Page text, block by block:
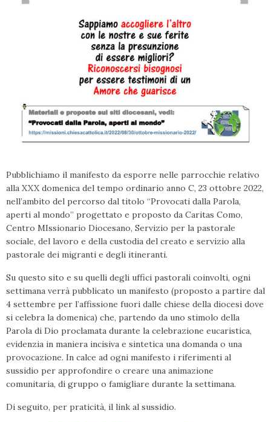
Pubblichiamo il manifesto da esporre nelle parrocchie relativo
alla XXX domenica del tempo ordinario anno C, 23 ottobre 2022,
nell’ambito del percorso dal titolo “Provocati dalla Parola,
aperti al mondo” progettato e proposto da Caritas Como,
Centro MIssionario Diocesano, Servizio per la pastorale
sociale, del lavoro e della custodia del creato e servizio alla
pastorale dei migranti e degli itineranti.
Su questo sito e su quelli degli uffici pastorali coinvolti, ogni
settimana verrà pubblicato un manifesto (proposto a partire dal
4 settembre per l’affissione fuori dalle chiese della diocesi dove
si celebra la domenica) che, partendo da uno stimolo della
Parola di Dio proclamata durante la celebrazione eucaristica,
evidenzia in maniera incisiva e sintetica una domanda o una
provocazione. In calce ad ogni manifesto i riferimenti al
sussidio per approfondire o creare una animazione
comunitaria, di gruppo o famigliare durante la settimana.
Di seguito, per praticità, il link al sussidio.